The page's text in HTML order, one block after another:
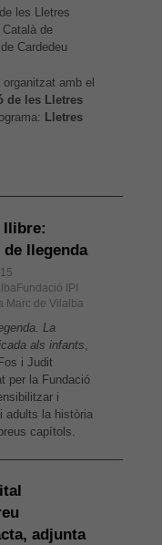
les Lletres
de
Cardedeu
amb el
de les Lletres
Lletres
llibre:
llegenda
IPI
Marc de Vilalba
La
als infants,
i Judit
per la Fundació
i
adults la història
capítols.
adjunta